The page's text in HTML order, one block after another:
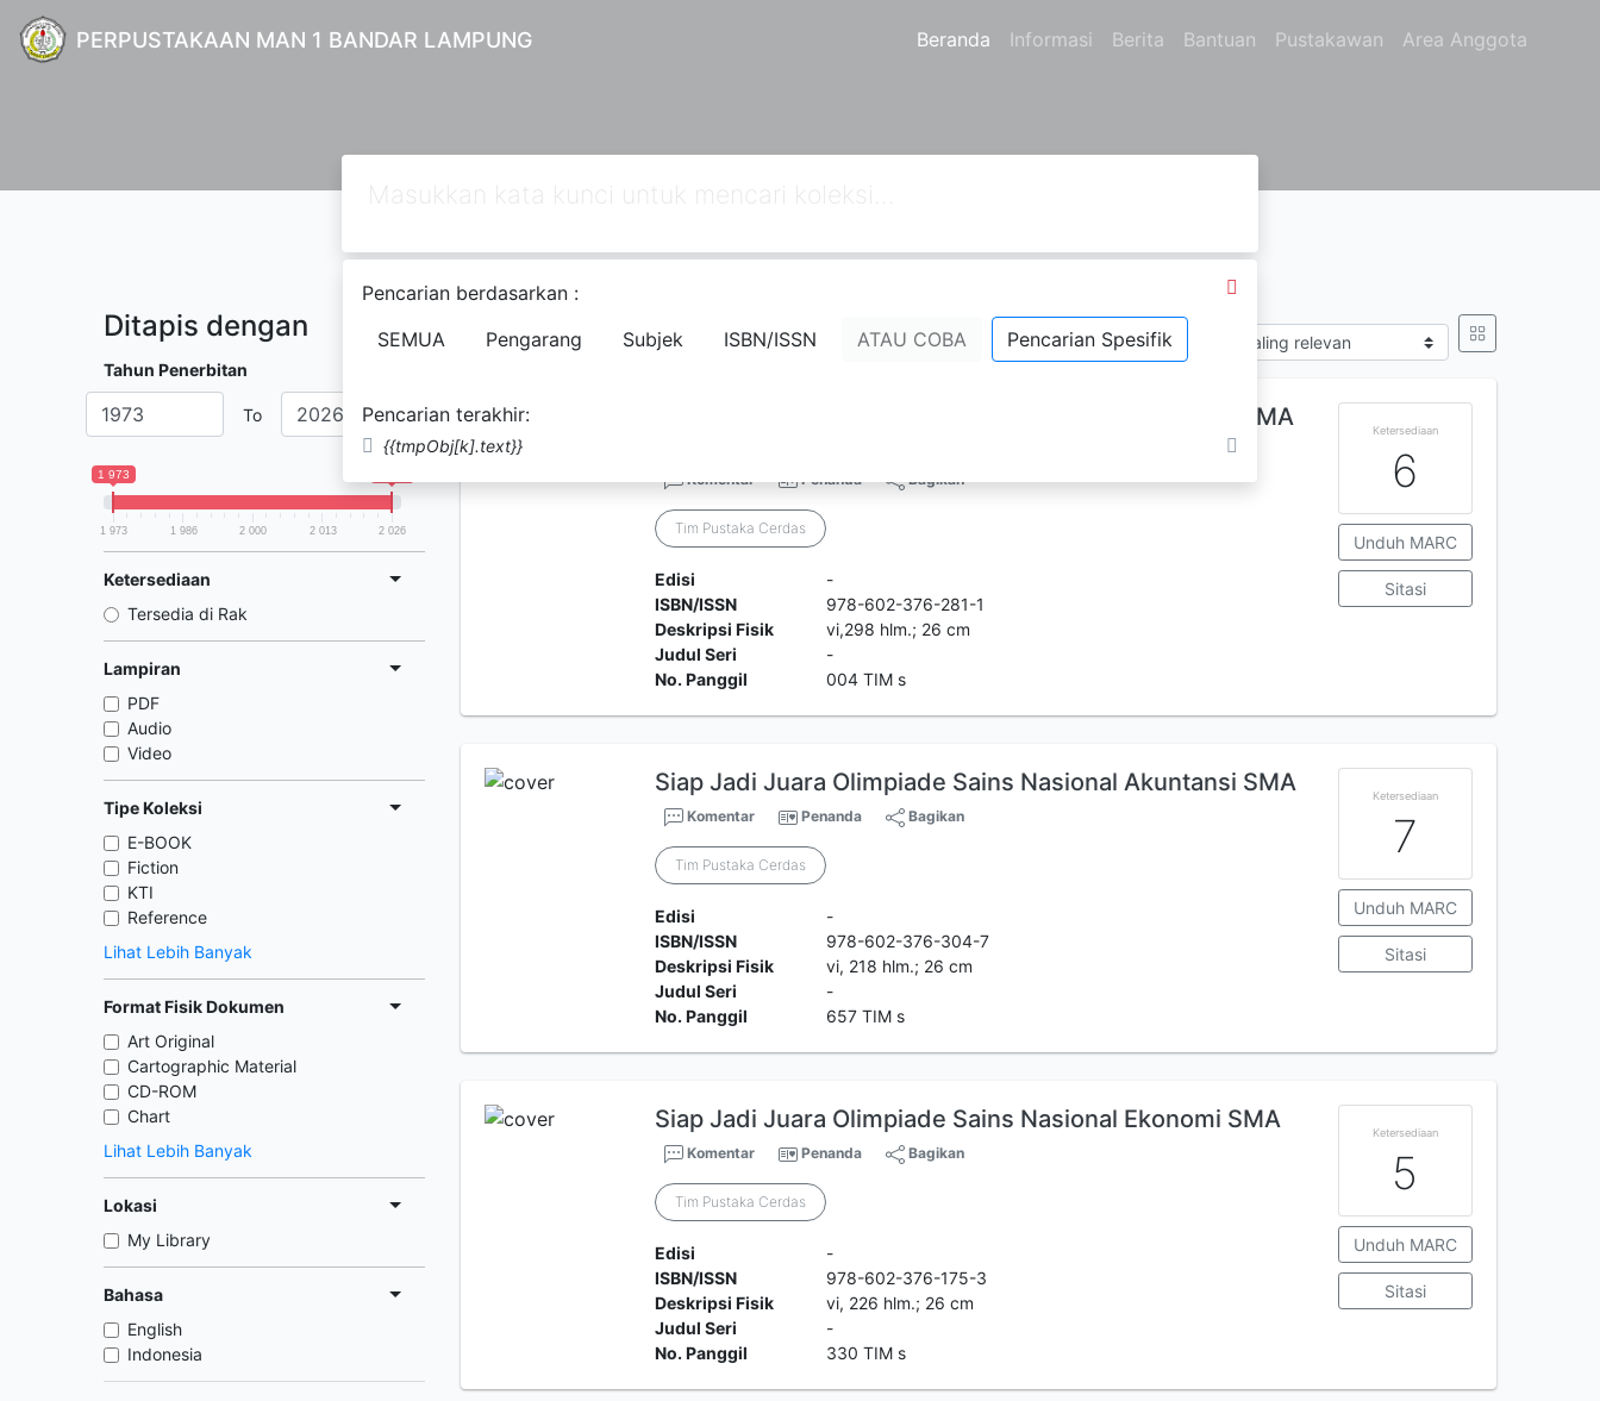
PERPUSTAKAAN MAN 1 BANDAR LAMPUNG Beranda Informasi Berita Bantuan Pustakawan Area Anggota
Pencarian berdasarkan :
SEMUA
Pengarang Subjek ISBN/ISSN ATAU COBA Pencarian Spesifik
Pencarian terakhir:
{{tmpObj[k].text}}
Ditapis dengan
Tahun Penerbitan
To
1 973
1 973 1 986 2 000 2 013 2 026
Ketersediaan
Tersedia di Rak
Lampiran
PDF
Audio
Video
Tipe Koleksi
E-BOOK
Fiction
KTI
Reference
Lihat Lebih Banyak
Format Fisik Dokumen
Art Original
Cartographic Material
CD-ROM
Chart
Lihat Lebih Banyak
Lokasi
My Library
Bahasa
English
Indonesia
Ditemukan160dari pencarian Anda melalui kata kunci:author="Tim" Sort by
Siap Jadi Juara Olimpiade Sains Nasional Komputer SMA
Komentar Penanda Bagikan
Tim Pustaka Cerdas
Edisi
-
ISBN/ISSN
978-602-376-281-1
Deskripsi Fisik
vi,298 hlm.; 26 cm
Judul Seri
-
No. Panggil
004 TIM s
Ketersediaan
6
Unduh MARC
Sitasi
Siap Jadi Juara Olimpiade Sains Nasional Akuntansi SMA
Komentar Penanda Bagikan
Tim Pustaka Cerdas
Edisi
-
ISBN/ISSN
978-602-376-304-7
Deskripsi Fisik
vi, 218 hlm.; 26 cm
Judul Seri
-
No. Panggil
657 TIM s
Ketersediaan
7
Unduh MARC
Sitasi
Siap Jadi Juara Olimpiade Sains Nasional Ekonomi SMA
Komentar Penanda Bagikan
Tim Pustaka Cerdas
Edisi
-
ISBN/ISSN
978-602-376-175-3
Deskripsi Fisik
vi, 226 hlm.; 26 cm
Judul Seri
-
No. Panggil
330 TIM s
Ketersediaan
5
Unduh MARC
Sitasi